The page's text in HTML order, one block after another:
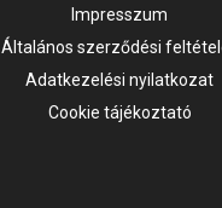
Impresszum
Általános szerződési
Adatkezelési nyilatkozat
Cookie tájékoztató